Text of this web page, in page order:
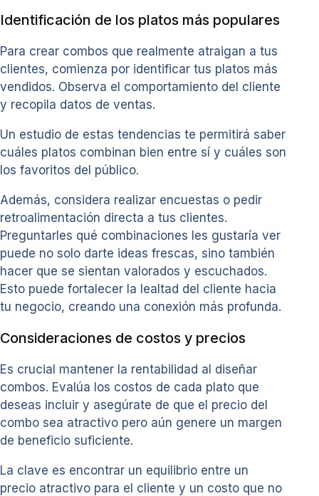
Identificación de los platos más populares
Para crear combos que realmente atraigan a tus
clientes, comienza por identificar tus platos más
vendidos. Observa el comportamiento del cliente
y recopila datos de ventas.
Un estudio de estas tendencias te permitirá saber
cuáles platos combinan bien entre sí y cuáles son
los favoritos del público.
Además, considera realizar encuestas o pedir
retroalimentación directa a tus clientes.
Preguntarles qué combinaciones les gustaría ver
puede no solo darte ideas frescas, sino también
hacer que se sientan valorados y escuchados.
Esto puede fortalecer la lealtad del cliente hacia
tu negocio, creando una conexión más profunda.
Consideraciones de costos y precios
Es crucial mantener la rentabilidad al diseñar
combos. Evalúa los costos de cada plato que
deseas incluir y asegúrate de que el precio del
combo sea atractivo pero aún genere un margen
de beneficio suficiente.
La clave es encontrar un equilibrio entre un
precio atractivo para el cliente y un costo que no